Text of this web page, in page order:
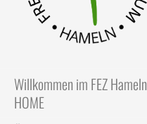
Willkommen im FEZ Hameln
HOME